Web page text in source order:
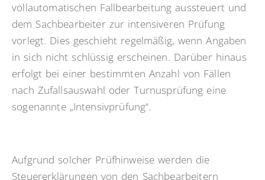
vollautomatischen Fallbearbeitung aussteuert und
dem Sachbearbeiter zur intensiveren Prüfung
vorlegt. Dies geschieht regelmäßig, wenn Angaben
in sich nicht schlüssig erscheinen. Darüber hinaus
erfolgt bei einer bestimmten Anzahl von Fällen
nach Zufallsauswahl oder Turnusprüfung eine
sogenannte „Intensivprüfung“.
Aufgrund solcher Prüfhinweise werden die
Steuererklärungen von den Sachbearbeitern